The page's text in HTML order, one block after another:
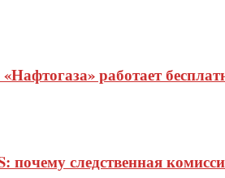
работает
почему следственная